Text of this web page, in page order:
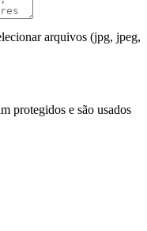
arquivos (jpg, jpeg,
protegidos e são usados